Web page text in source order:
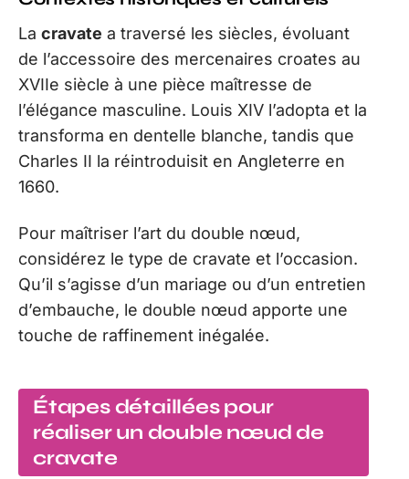
La cravate a traversé les siècles, évoluant
de l’accessoire des mercenaires croates au
XVIIe siècle à une pièce maîtresse de
l’élégance masculine. Louis XIV l’adopta et la
transforma en dentelle blanche, tandis que
Charles II la réintroduisit en Angleterre en
1660.
Pour maîtriser l’art du double nœud,
considérez le type de cravate et l’occasion.
Qu’il s’agisse d’un mariage ou d’un entretien
d’embauche, le double nœud apporte une
touche de raffinement inégalée.
Étapes détaillées pour
réaliser un double nœud de
cravate